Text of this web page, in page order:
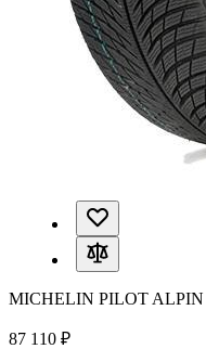
MICHELIN PILOT ALPIN
87 110 ₽